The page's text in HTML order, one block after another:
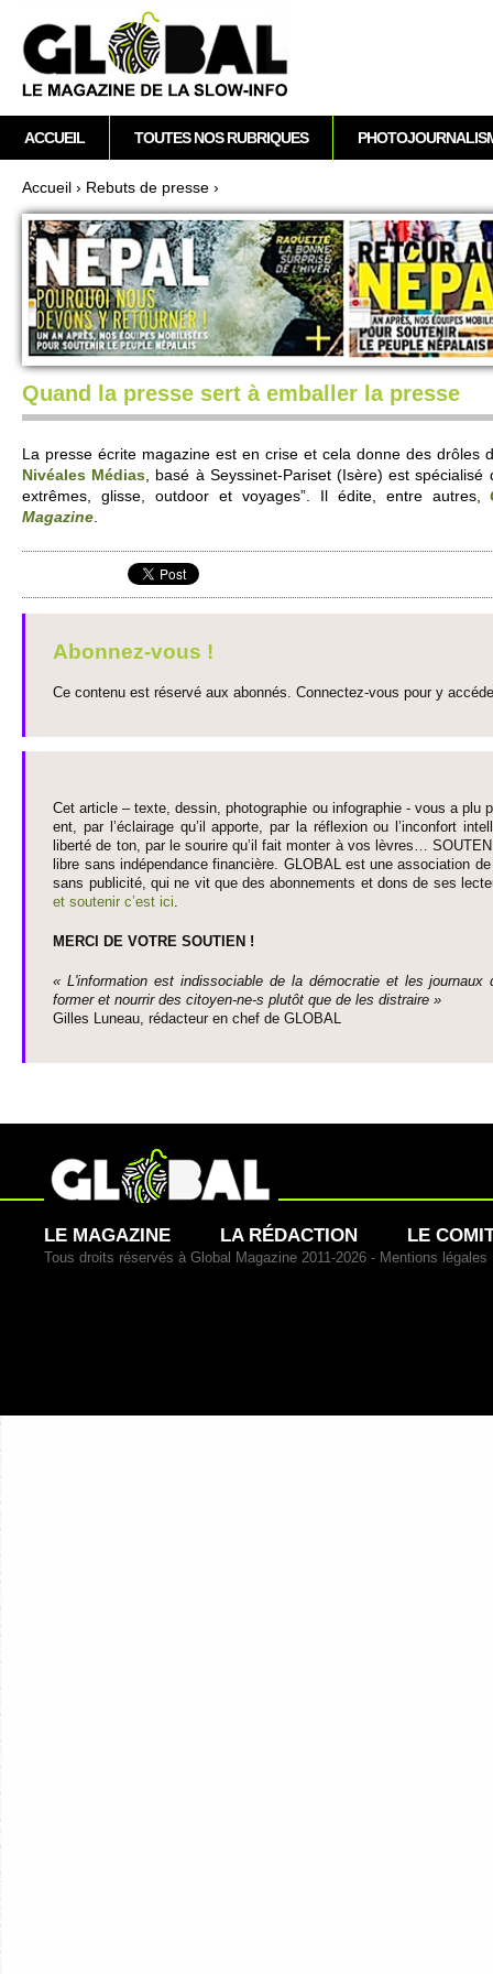
Vous êtes ici
Accueil › Re­buts de pre­sse ›
Quand la presse sert à emballer la presse
La pre­sse écrite magazine est en crise et cela donne des drôles
Nivéales Médias , basé à Se­yssinet-Pari­set (Isère) est
extrêmes, glisse, outdoor et vo­yages”. Il édite, entre autres,
Magazine
Abonnez-vous !
Ce contenu est réservé aux abonnés. Connectez-vous pour y
Cet article – texte, dessin, photographie ou infographie - vous a plu
ent, par l’éclairage qu’il appo­rte, par la réflexion ou l’inconfort
liberté de ton, par le so­urire qu’il fait monter à vos lèvres…
libre sans indépendance financière. GLOBAL est une asso­ci­ation
sans publi­cité, qui ne vit que des abonne­ments et dons de ses
et so­utenir c’est ici.
MERCI DE VOTRE SO­UTIEN !
« L'information est indisso­ci­able de la démo­cratie et les journaux
former et nourrir des ci­to­yen-ne-s plutôt que de les dis­traire »
Gi­lles Luneau, rédacteur en chef de GLOBAL
M
e
n
u
p
r
n
c
i
p
a
ACCUEIL TOUTES NOS RUBRIQUES
LE MAGAZINE LA RÉDACTION LE
Tous droits réservés à Global Magazine 2011-2026 - Mentions légales